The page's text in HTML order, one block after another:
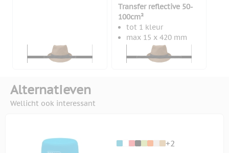
Transfer reflective 50-
100cm²
tot 1 kleur
max 15 x 420 mm
Alternatieven
Wellicht ook interessant
+2